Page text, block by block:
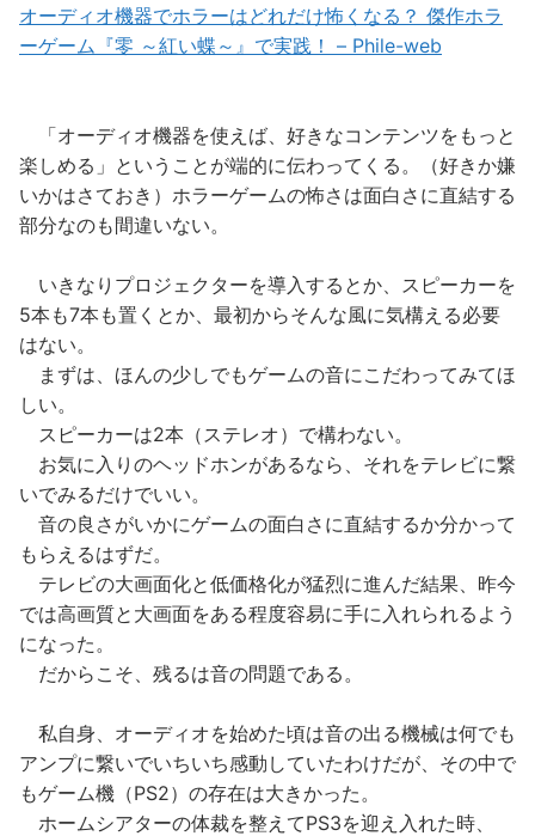
オーディオ機器でホラーはどれだけ怖くなる？ 傑作ホラ
ーゲーム『零 ～紅い蝶～』で実践！ – Phile-web
「オーディオ機器を使えば、好きなコンテンツをもっと
楽しめる」ということが端的に伝わってくる。（好きか嫌
いかはさておき）ホラーゲームの怖さは面白さに直結する
部分なのも間違いない。
いきなりプロジェクターを導入するとか、スピーカーを
5本も7本も置くとか、最初からそんな風に気構える必要
はない。
まずは、ほんの少しでもゲームの音にこだわってみてほ
しい。
スピーカーは2本（ステレオ）で構わない。
お気に入りのヘッドホンがあるなら、それをテレビに繋
いでみるだけでいい。
音の良さがいかにゲームの面白さに直結するか分かって
もらえるはずだ。
テレビの大画面化と低価格化が猛烈に進んだ結果、昨今
では高画質と大画面をある程度容易に手に入れられるよう
になった。
だからこそ、残るは音の問題である。
私自身、オーディオを始めた頃は音の出る機械は何でも
アンプに繋いでいちいち感動していたわけだが、その中で
もゲーム機（PS2）の存在は大きかった。
ホームシアターの体裁を整えてPS3を迎え入れた時、